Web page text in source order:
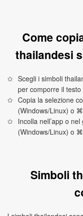
Come
thailandesi
Scegli i simboli
per comporre il
Copia la selezione
(Windows/Linux) o
Incolla nell’app o
(Windows/Linux) o
Simboli